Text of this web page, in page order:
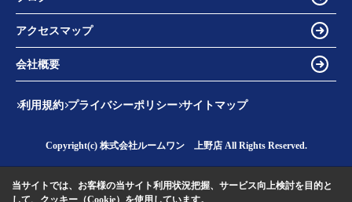
アクセスマップ
会社概要
利用規約 プライバシーポリシー サイトマップ
Copyright(c) 株式会社ルームワン 上野店 All Rights Reserved.
当サイトでは、お客様の当サイト利用状況把握、サービス向上検討を目的と
して、クッキー（Cookie）を使用しています。